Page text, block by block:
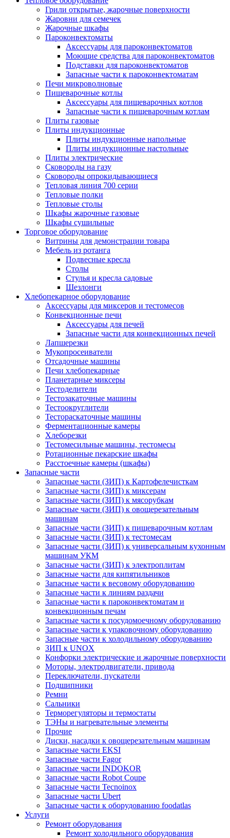
Грили открытые, жарочные поверхности
Жаровни для семечек
Жарочные шкафы
Пароконвектоматы
Аксессуары для пароконвектоматов
Моющие средства для пароконвектоматов
Подставки для пароконвектоматов
Запасные части к пароконвектоматам
Печи микроволновые
Пищеварочные котлы
Аксессуары для пищеварочных котлов
Запасные части к пищеварочным котлам
Плиты газовые
Плиты индукционные
Плиты индукционные напольные
Плиты индукционные настольные
Плиты электрические
Сковороды на газу
Сковороды опрокидывающиеся
Тепловая линия 700 серии
Тепловые полки
Тепловые столы
Шкафы жарочные газовые
Шкафы сушильные
Торговое оборудование
Витрины для демонстрации товара
Мебель из ротанга
Подвесные кресла
Столы
Стулья и кресла садовые
Шезлонги
Хлебопекарное оборудование
Аксессуары для миксеров и тестомесов
Конвекционные печи
Аксессуары для печей
Запасные части для конвекционных печей
Лапшерезки
Мукопросеиватели
Отсадочные машины
Печи хлебопекарные
Планетарные миксеры
Тестоделители
Тестозакаточные машины
Тестоокруглители
Тестораскаточные машины
Ферментационные камеры
Хлеборезки
Тестомесильные машины, тестомесы
Ротационные пекарские шкафы
Расстоечные камеры (шкафы)
Запасные части
Запасные части (ЗИП) к Картофелечисткам
Запасные части (ЗИП) к миксерам
Запасные части (ЗИП) к мясорубкам
Запасные части (ЗИП) к овощерезательным
машинам
Запасные части (ЗИП) к пищеварочным котлам
Запасные части (ЗИП) к тестомесам
Запасные части (ЗИП) к универсальным кухонным
машинам УКМ
Запасные части (ЗИП) к электроплитам
Запасные части для кипятильников
Запасные части к весовому оборудованию
Запасные части к линиям раздачи
Запасные части к пароконвектоматам и
конвекционным печам
Запасные части к посудомоечному оборудованию
Запасные части к упаковочному оборудованию
Запасные части к холодильному оборудованию
ЗИП к UNOX
Конфорки электрические и жарочные поверхности
Моторы, электродвигатели, привода
Переключатели, пускатели
Подшипники
Ремни
Сальники
Терморегуляторы и термостаты
ТЭНы и нагревательные элементы
Прочие
Диски, насадки к овощерезательным машинам
Запасные части EKSI
Запасные части Fagor
Запасные части INDOKOR
Запасные части Robot Coupe
Запасные части Tecnoinox
Запасные части Ubert
Запасные части к оборудованию foodatlas
Услуги
Ремонт оборудования
Ремонт холодильного оборудования